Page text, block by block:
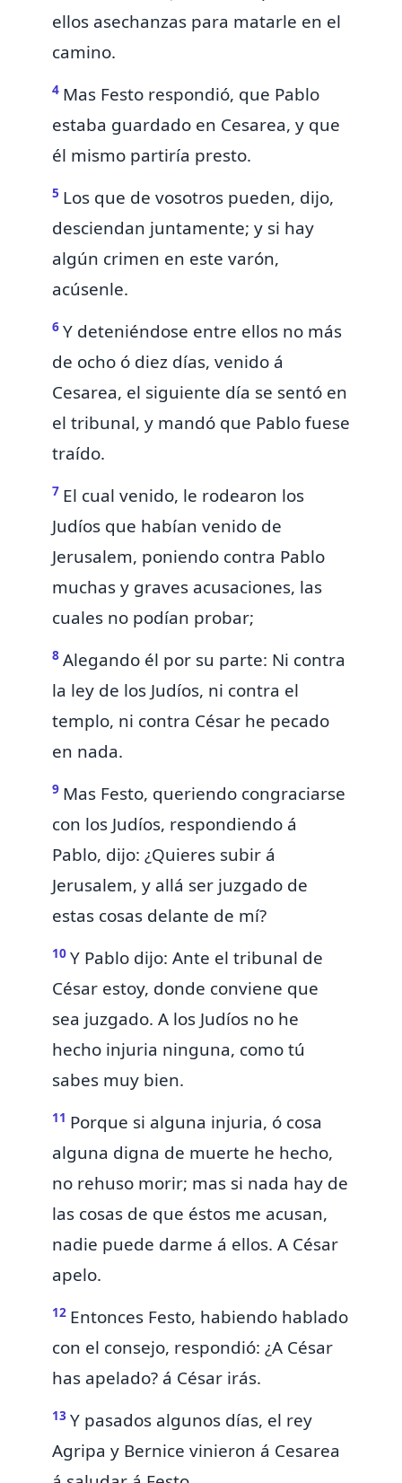
ellos asechanzas para matarle en el
camino.
4 Mas Festo respondió, que Pablo
estaba guardado en Cesarea, y que
él mismo partiría presto.
5 Los que de vosotros pueden, dijo,
desciendan juntamente; y si hay
algún crimen en este varón,
acúsenle.
6 Y deteniéndose entre ellos no más
de ocho ó diez días, venido á
Cesarea, el siguiente día se sentó en
el tribunal, y mandó que Pablo fuese
traído.
7 El cual venido, le rodearon los
Judíos que habían venido de
Jerusalem, poniendo contra Pablo
muchas y graves acusaciones, las
cuales no podían probar;
8 Alegando él por su parte: Ni contra
la ley de los Judíos, ni contra el
templo, ni contra César he pecado
en nada.
9 Mas Festo, queriendo congraciarse
con los Judíos, respondiendo á
Pablo, dijo: ¿Quieres subir á
Jerusalem, y allá ser juzgado de
estas cosas delante de mí?
10 Y Pablo dijo: Ante el tribunal de
César estoy, donde conviene que
sea juzgado. A los Judíos no he
hecho injuria ninguna, como tú
sabes muy bien.
11 Porque si alguna injuria, ó cosa
alguna digna de muerte he hecho,
no rehuso morir; mas si nada hay de
las cosas de que éstos me acusan,
nadie puede darme á ellos. A César
apelo.
12 Entonces Festo, habiendo hablado
con el consejo, respondió: ¿A César
has apelado? á César irás.
13 Y pasados algunos días, el rey
Agripa y Bernice vinieron á Cesarea